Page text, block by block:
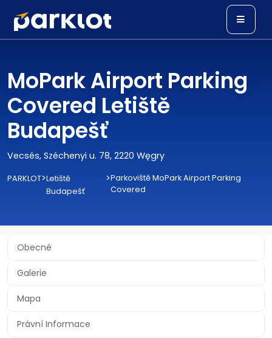
MoPark Airport Parking
Covered Letiště
Budapešť
Vecsés, Széchenyi u. 78, 2220 Węgry
PARKLOT>Letiště
Budapešť
>Parkoviště MoPark Airport Parking
Covered
Obecné
Galerie
Mapa
Právní Informace